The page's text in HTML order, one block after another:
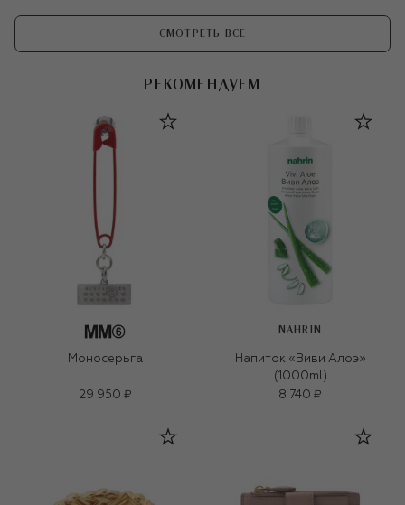
СМОТРЕТЬ ВСЕ
РЕКОМЕНДУЕМ
Моносерьга
29 950 ₽
NAHRIN
Напиток «Виви Алоэ»
(1000ml)
8 740 ₽